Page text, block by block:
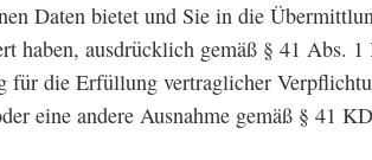
Daten bietet und Sie in die
haben, ausdrücklich gemäß § 41 Abs.
für die Erfüllung vertraglicher
eine andere Ausnahme gemäß § 41